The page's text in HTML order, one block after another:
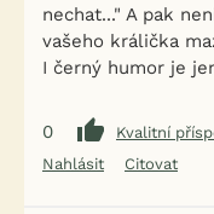
nechat..." A pak
vašeho králička
I černý humor je
0
Kvalitní
Nahlásit
Citovat